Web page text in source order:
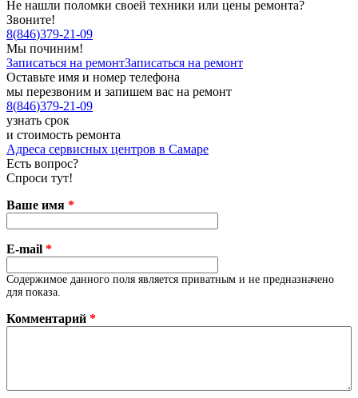
Не нашли поломки своей техники или цены ремонта?
Звоните!
8(846)379-21-09
Мы починим!
Записаться на ремонтЗаписаться на ремонт
Оставьте имя и номер телефона
мы перезвоним и запишем вас на ремонт
8(846)379-21-09
узнать срок
и стоимость ремонта
Адреса сервисных центров в Самаре
Есть вопрос?
Спроси тут!
Ваше имя *
E-mail *
Содержимое данного поля является приватным и не предназначено
для показа.
Комментарий *